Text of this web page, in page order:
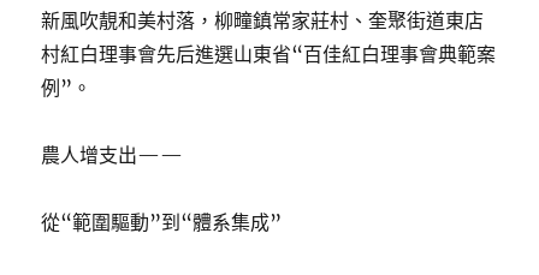
新風吹靚和美村落，柳疃鎮常家莊村、奎聚街道東店
村紅白理事會先后進選山東省“百佳紅白理事會典範案
例”。
農人增支出——
從“範圍驅動”到“體系集成”